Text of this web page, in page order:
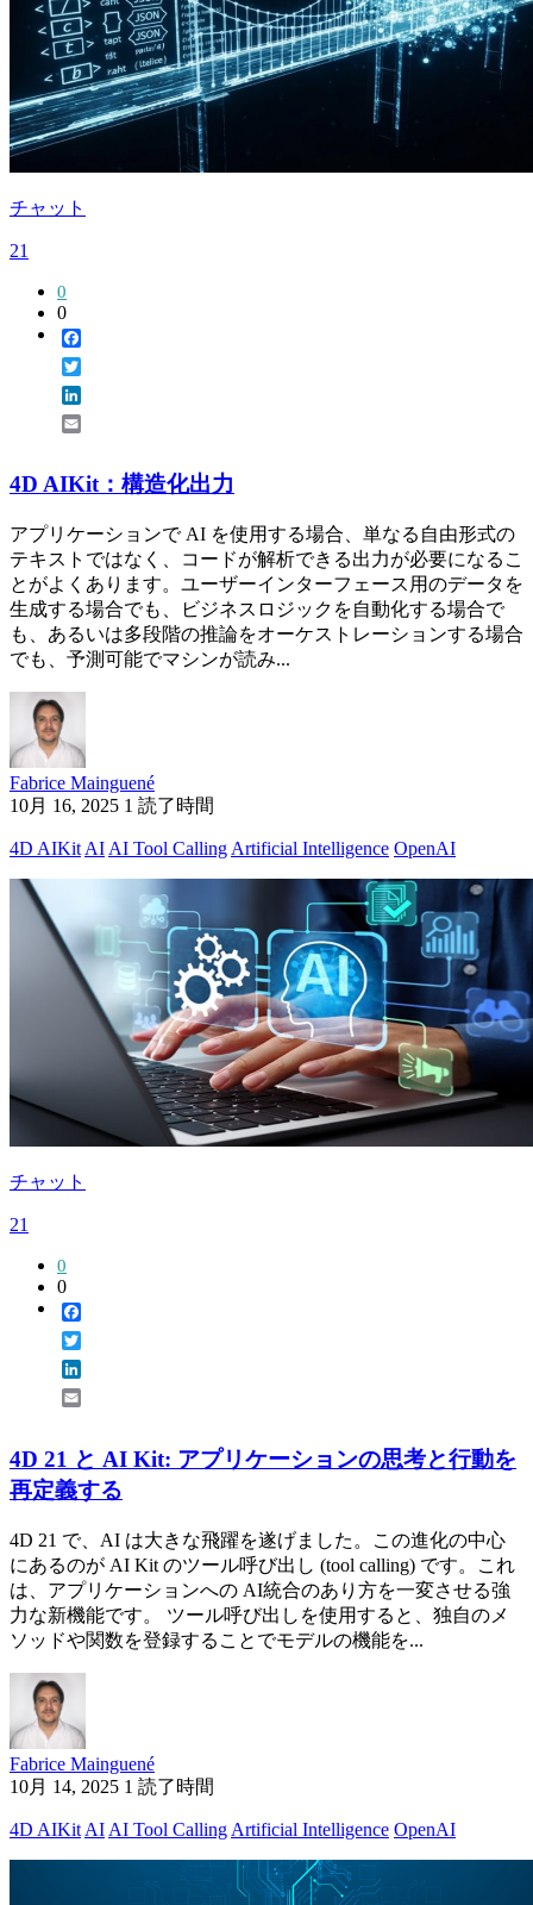
チャット
21
0
0
4D AIKit：構造化出力
アプリケーションで AI を使用する場合、単なる自由形式の
テキストではなく、コードが解析できる出力が必要になるこ
とがよくあります。ユーザーインターフェース用のデータを
生成する場合でも、ビジネスロジックを自動化する場合で
も、あるいは多段階の推論をオーケストレーションする場合
でも、予測可能でマシンが読み...
Fabrice Mainguené
10月 16, 2025 1 読了時間
4D AIKit AI AI Tool Calling Artificial Intelligence OpenAI
チャット
21
0
0
4D 21 と AI Kit: アプリケーションの思考と行動を
再定義する
4D 21 で、AI は大きな飛躍を遂げました。この進化の中心
にあるのが AI Kit のツール呼び出し (tool calling) です。これ
は、アプリケーションへの AI統合のあり方を一変させる強
力な新機能です。 ツール呼び出しを使用すると、独自のメ
ソッドや関数を登録することでモデルの機能を...
Fabrice Mainguené
10月 14, 2025 1 読了時間
4D AIKit AI AI Tool Calling Artificial Intelligence OpenAI